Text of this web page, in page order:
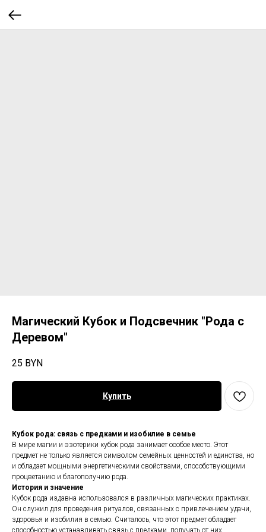
Магический Кубок и Подсвечник "Рода с
Деревом"
25 BYN
Купить
Кубок рода: связь с предками и изобилие в семье
В мире магии и эзотерики кубок рода занимает особое место. Этот
предмет не только является символом семейных ценностей и единства, но
и обладает мощными энергетическими свойствами, способствующими
процветанию и благополучию рода.
История и значение
Кубок рода издавна использовался в различных магических практиках.
Он служил для проведения ритуалов, связанных с привлечением удачи,
здоровья и изобилия в семью. Считалось, что этот предмет обладает